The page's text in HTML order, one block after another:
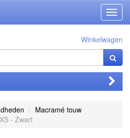
Winkelwagen
Macramé touw
- Zwart